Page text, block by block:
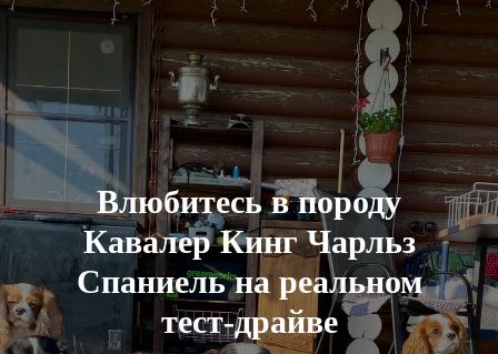
Влюбитесь в породу
Кавалер Кинг Чарльз
Спаниель на реальном
тест-драйве